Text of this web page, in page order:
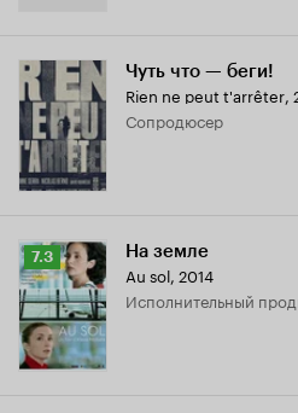
Чуть что — беги!
Rien ne peut t'arrêter,
сопродюсер
Рейтинг
Кинопоиска
7.3
7.3 На земле
Au sol, 2014
исполнительный